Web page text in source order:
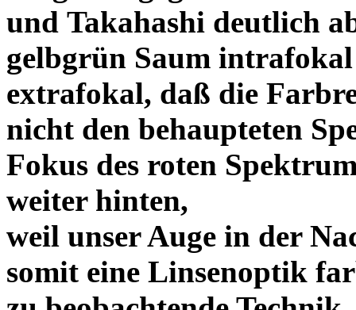
und Takahashi deutlich
gelbgrün Saum
extrafokal, daß die
nicht den behaupteten
Fokus des roten
weiter hinten,
weil unser Auge in der
somit eine Linsenoptik